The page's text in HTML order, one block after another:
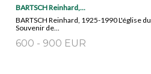
BARTSCH Reinhard,...
BARTSCH Reinhard, 1925-1990 L'église du
Souvenir de...
600 - 900 EUR